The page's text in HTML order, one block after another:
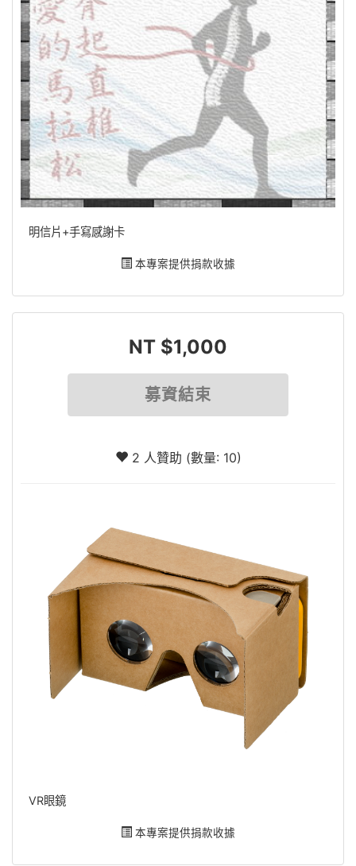
明信片+手寫感謝卡
本專案提供捐款收據
NT $1,000
募資結束
2 人贊助 (數量: 10)
VR眼鏡
本專案提供捐款收據